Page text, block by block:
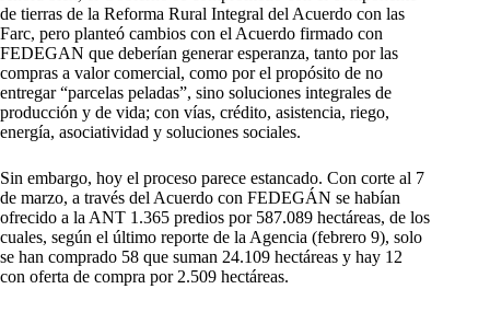
de tierras de la Reforma Rural Integral del Acuerdo con las
Farc, pero planteó cambios con el Acuerdo firmado con
FEDEGAN que deberían generar esperanza, tanto por las
compras a valor comercial, como por el propósito de no
entregar “parcelas peladas”, sino soluciones integrales de
producción y de vida; con vías, crédito, asistencia, riego,
energía, asociatividad y soluciones sociales.
Sin embargo, hoy el proceso parece estancado. Con corte al 7
de marzo, a través del Acuerdo con FEDEGÁN se habían
ofrecido a la ANT 1.365 predios por 587.089 hectáreas, de los
cuales, según el último reporte de la Agencia (febrero 9), solo
se han comprado 58 que suman 24.109 hectáreas y hay 12
con oferta de compra por 2.509 hectáreas.